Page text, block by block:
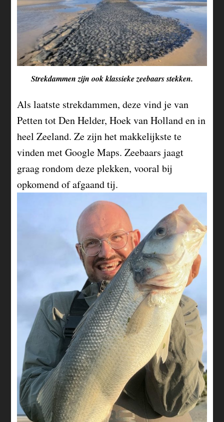
Strekdammen zijn ook klassieke zeebaars stekken.
Als laatste strekdammen, deze vind je van
Petten tot Den Helder, Hoek van Holland en in
heel Zeeland. Ze zijn het makkelijkste te
vinden met Google Maps. Zeebaars jaagt
graag rondom deze plekken, vooral bij
opkomend of afgaand tij.